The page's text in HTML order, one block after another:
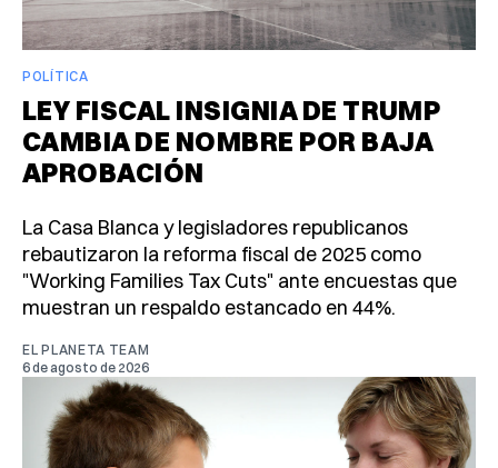
POLÍTICA
LEY FISCAL INSIGNIA DE TRUMP
CAMBIA DE NOMBRE POR BAJA
APROBACIÓN
La Casa Blanca y legisladores republicanos
rebautizaron la reforma fiscal de 2025 como
"Working Families Tax Cuts" ante encuestas que
muestran un respaldo estancado en 44%.
EL PLANETA TEAM
6 de agosto de 2026